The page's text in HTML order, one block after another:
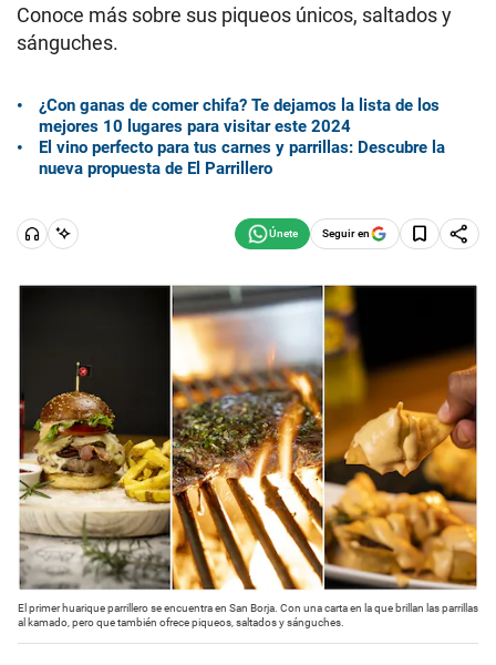
Conoce más sobre sus piqueos únicos, saltados y
sánguches.
¿Con ganas de comer chifa? Te dejamos la lista de los
mejores 10 lugares para visitar este 2024
El vino perfecto para tus carnes y parrillas: Descubre la
nueva propuesta de El Parrillero
Seguir en
El primer huarique parrillero se encuentra en San Borja. Con una carta en la que brillan las parrillas
al kamado, pero que también ofrece piqueos, saltados y sánguches.